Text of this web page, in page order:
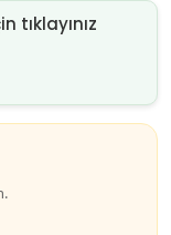
tıklayınız